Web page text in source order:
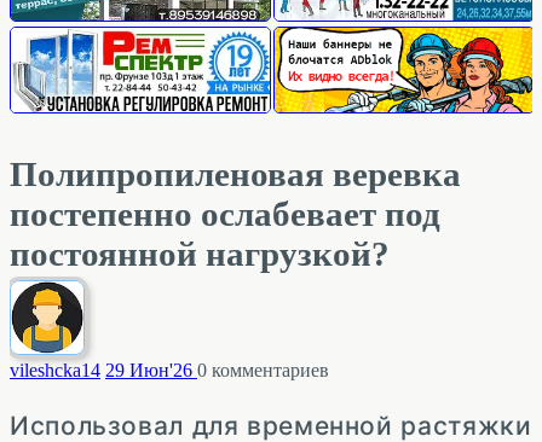
Полипропиленовая веревка
постепенно ослабевает под
постоянной нагрузкой?
vileshcka14 29 Июн'26 0 комментариев
Использовал для временной растяжки